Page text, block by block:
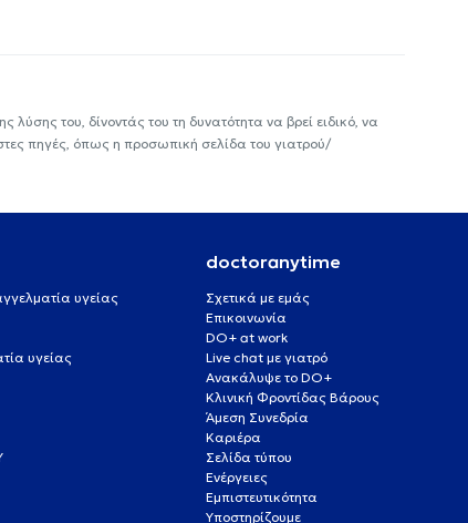
του, δίνοντάς του τη δυνατότητα να βρεί ειδικό, να
πηγές, όπως η προσωπική σελίδα του γιατρού/
υγείας
υγείας
doctoranytime
Σχετικά με εμάς
Επικοινωνία
DO+ at work
Live chat με γιατρό
Ανακάλυψε το DO+
Κλινική Φροντίδας Βάρους
Άμεση Συνεδρία
Καριέρα
Σελίδα τύπου
Ενέργειες
Εμπιστευτικότητα
Υποστηρίζουμε